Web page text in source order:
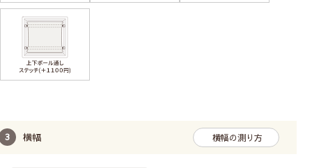
モダンな雰囲気にしたい
横幅 横幅の測り方